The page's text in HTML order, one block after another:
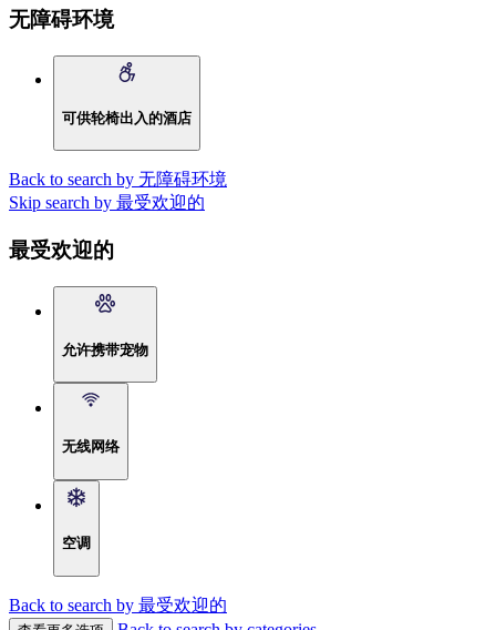
无障碍环境
可供轮椅出入的酒店
Back to search by 无障碍环境
Skip search by 最受欢迎的
最受欢迎的
允许携带宠物
无线网络
空调
Back to search by 最受欢迎的